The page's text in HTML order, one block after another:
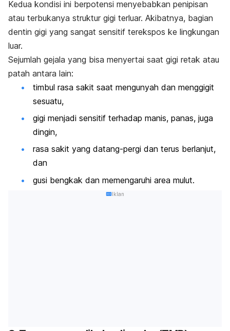
Kedua kondisi ini berpotensi menyebabkan penipisan
atau terbukanya struktur gigi terluar. Akibatnya, bagian
dentin gigi yang sangat sensitif terekspos ke lingkungan
luar.
Sejumlah gejala yang bisa menyertai saat gigi retak atau
patah antara lain:
timbul rasa sakit saat mengunyah dan menggigit
sesuatu,
gigi menjadi sensitif terhadap manis, panas, juga
dingin,
rasa sakit yang datang-pergi dan terus berlanjut,
dan
gusi bengkak dan memengaruhi area mulut.
Iklan